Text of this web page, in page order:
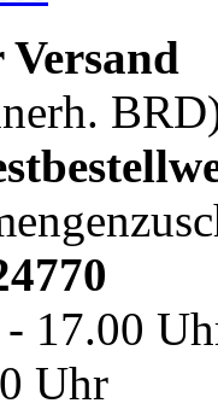
Versand
17.00
Uhr